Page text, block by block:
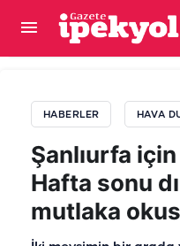
HABERLER HAVA
Şanlıurfa
Hafta sonu
mutlaka
Avrupa’yı yakıp kavurmuştu!